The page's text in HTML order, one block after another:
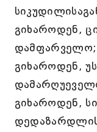
გიხაროდენ,
დამფარველო;
გიხაროდენ,
გიხაროდენ,